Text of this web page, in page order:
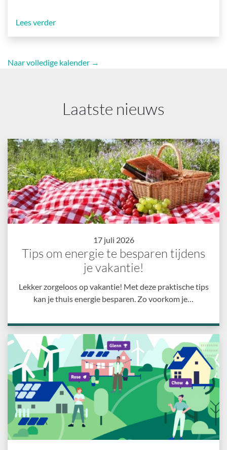
Lees verder
Naar volledige kalender →
Laatste nieuws
17 juli 2026
Tips om energie te besparen tijdens
je vakantie!
Lekker zorgeloos op vakantie! Met deze praktische tips
kan je thuis energie besparen. Zo voorkom je…